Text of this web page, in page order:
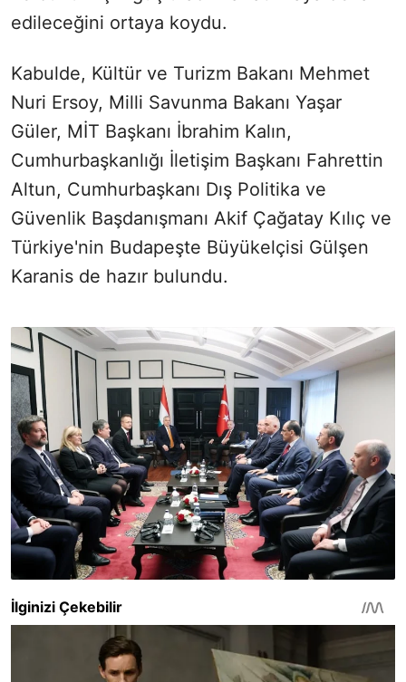
edileceğini ortaya koydu.
Kabulde, Kültür ve Turizm Bakanı Mehmet
Nuri Ersoy, Milli Savunma Bakanı Yaşar
Güler, MİT Başkanı İbrahim Kalın,
Cumhurbaşkanlığı İletişim Başkanı Fahrettin
Altun, Cumhurbaşkanı Dış Politika ve
Güvenlik Başdanışmanı Akif Çağatay Kılıç ve
Türkiye'nin Budapeşte Büyükelçisi Gülşen
Karanis de hazır bulundu.